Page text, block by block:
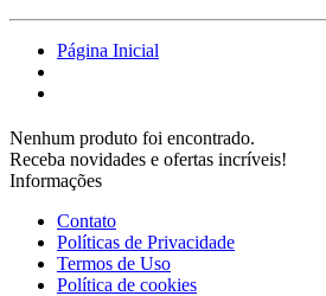
Página Inicial
Nenhum produto foi encontrado.
Receba novidades e ofertas incríveis!
Informações
Contato
Políticas de Privacidade
Termos de Uso
Política de cookies